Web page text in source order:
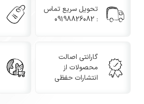
تحویل سریع تماس
: 09198826082
گارانتی اصالت
محصولات از
انتشارات حفظی